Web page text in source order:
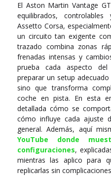
El Aston Martin Vantage
equilibrados,
Assetto Corsa,
un circuito tan exigente
trazado combina zonas
frenadas intensas y
prueba cada aspecto
preparar un setup
sino que transforma
coche en pista. En esta
detallada cómo se
cómo influye cada ajuste
general. Además, aquí
YouTube donde
configuraciones,
mientras las aplico para
replicarlas sin